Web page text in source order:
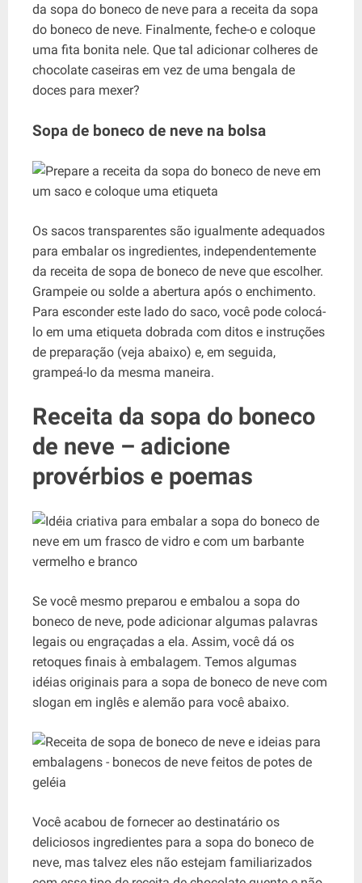
da sopa do boneco de neve para a receita da sopa
do boneco de neve. Finalmente, feche-o e coloque
uma fita bonita nele. Que tal adicionar colheres de
chocolate caseiras em vez de uma bengala de
doces para mexer?
Sopa de boneco de neve na bolsa
Os sacos transparentes são igualmente adequados
para embalar os ingredientes, independentemente
da receita de sopa de boneco de neve que escolher.
Grampeie ou solde a abertura após o enchimento.
Para esconder este lado do saco, você pode colocá-
lo em uma etiqueta dobrada com ditos e instruções
de preparação (veja abaixo) e, em seguida,
grampeá-lo da mesma maneira.
Receita da sopa do boneco
de neve – adicione
provérbios e poemas
Se você mesmo preparou e embalou a sopa do
boneco de neve, pode adicionar algumas palavras
legais ou engraçadas a ela. Assim, você dá os
retoques finais à embalagem. Temos algumas
idéias originais para a sopa de boneco de neve com
slogan em inglês e alemão para você abaixo.
Você acabou de fornecer ao destinatário os
deliciosos ingredientes para a sopa do boneco de
neve, mas talvez eles não estejam familiarizados